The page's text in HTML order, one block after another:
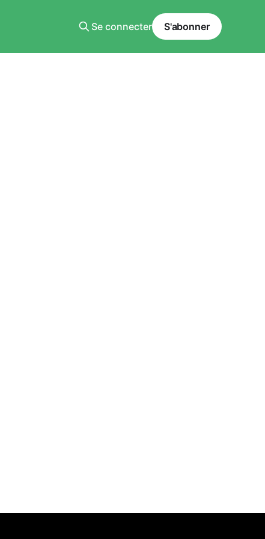
Se connecter S'abonner